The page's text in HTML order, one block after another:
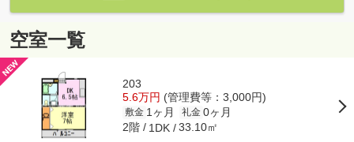
空室一覧
203
5.6万円 (管理費等：3,000円)
敷金 1ヶ月 礼金 0ヶ月
2階 1DK 33.10㎡